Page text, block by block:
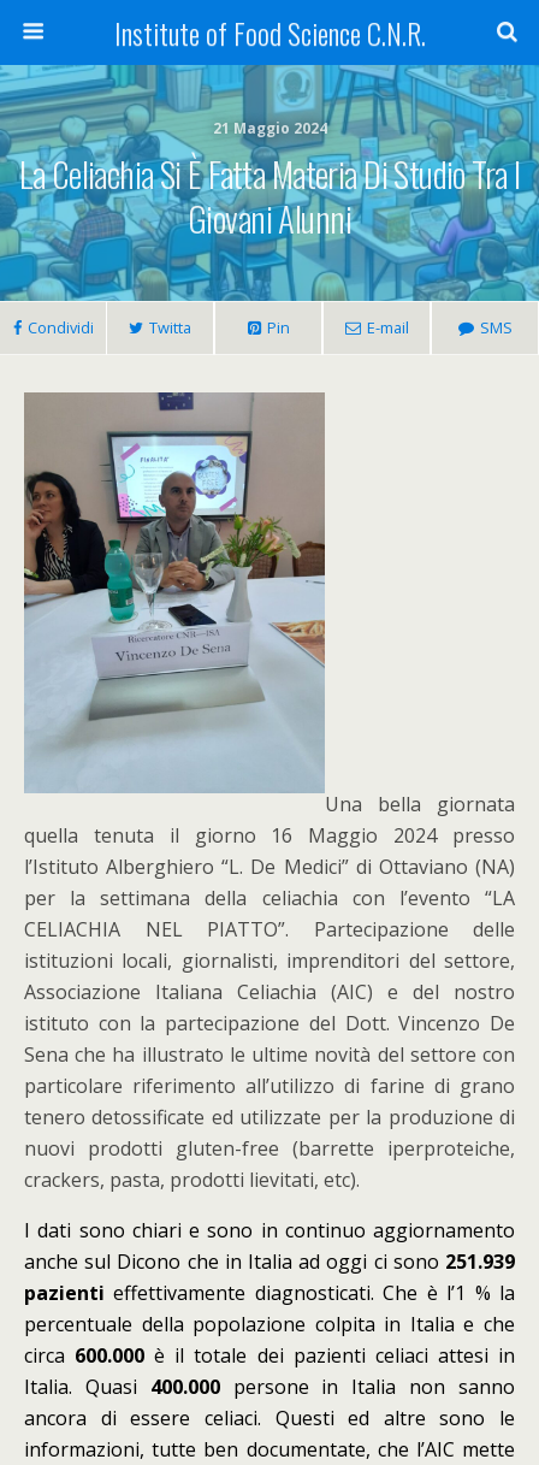
Institute of Food Science C.N.R.
21 Maggio 2024
La Celiachia Si È Fatta Materia Di Studio Tra I
Giovani Alunni
Condividi Twitta Pin E-mail SMS
Una bella giornata
quella tenuta il giorno 16 Maggio 2024 presso
l’Istituto Alberghiero “L. De Medici” di Ottaviano (NA)
per la settimana della celiachia con l’evento “LA
CELIACHIA NEL PIATTO”. Partecipazione delle
istituzioni locali, giornalisti, imprenditori del settore,
Associazione Italiana Celiachia (AIC) e del nostro
istituto con la partecipazione del Dott. Vincenzo De
Sena che ha illustrato le ultime novità del settore con
particolare riferimento all’utilizzo di farine di grano
tenero detossificate ed utilizzate per la produzione di
nuovi prodotti gluten-free (barrette iperproteiche,
crackers, pasta, prodotti lievitati, etc).
I dati sono chiari e sono in continuo aggiornamento
anche sul Dicono che in Italia ad oggi ci sono 251.939
pazienti effettivamente diagnosticati. Che è l’1 % la
percentuale della popolazione colpita in Italia e che
circa 600.000 è il totale dei pazienti celiaci attesi in
Italia. Quasi 400.000persone in Italia non sanno
ancora di essere celiaci. Questi ed altre sono le
informazioni, tutte ben documentate, che l’AIC mette